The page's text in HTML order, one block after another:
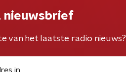
nieuwsbrief
van het laatste radio nieuws?